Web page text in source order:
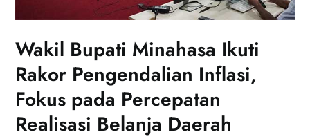
Wakil Bupati Minahasa Ikuti
Rakor Pengendalian Inflasi,
Fokus pada Percepatan
Realisasi Belanja Daerah